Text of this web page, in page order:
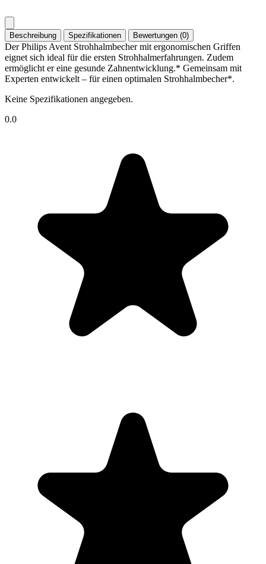
Beschreibung Spezifikationen Bewertungen (0)
Der Philips Avent Strohhalmbecher mit ergonomischen Griffen
eignet sich ideal für die ersten Strohhalmerfahrungen. Zudem
ermöglicht er eine gesunde Zahnentwicklung.* Gemeinsam mit
Experten entwickelt – für einen optimalen Strohhalmbecher*.
Keine Spezifikationen angegeben.
0.0